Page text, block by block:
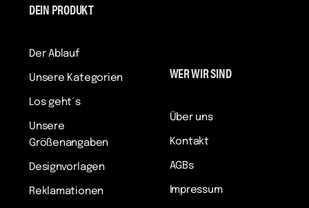
DEIN PRODUKT
Der Ablauf
Unsere Kategorien
Los geht´s
Unsere
Größenangaben
Designvorlagen
Reklamationen
WER WIR SIND
Über uns
Kontakt
AGBs
Impressum